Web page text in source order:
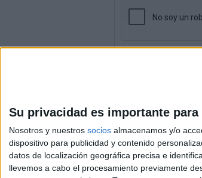
Su privacidad es importante
Nosotros y nuestros socios almacenamos y/o
dispositivo para publicidad y contenido
datos de localización geográfica precisa e
llevemos a cabo el procesamiento previamente